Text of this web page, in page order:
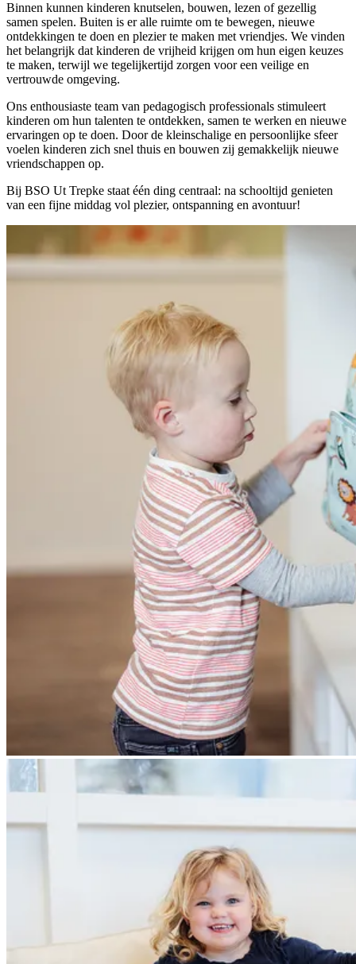
Binnen kunnen kinderen knutselen, bouwen, lezen of gezellig
samen spelen. Buiten is er alle ruimte om te bewegen, nieuwe
ontdekkingen te doen en plezier te maken met vriendjes. We vinden
het belangrijk dat kinderen de vrijheid krijgen om hun eigen keuzes
te maken, terwijl we tegelijkertijd zorgen voor een veilige en
vertrouwde omgeving.
Ons enthousiaste team van pedagogisch professionals stimuleert
kinderen om hun talenten te ontdekken, samen te werken en nieuwe
ervaringen op te doen. Door de kleinschalige en persoonlijke sfeer
voelen kinderen zich snel thuis en bouwen zij gemakkelijk nieuwe
vriendschappen op.
Bij BSO Ut Trepke staat één ding centraal: na schooltijd genieten
van een fijne middag vol plezier, ontspanning en avontuur!